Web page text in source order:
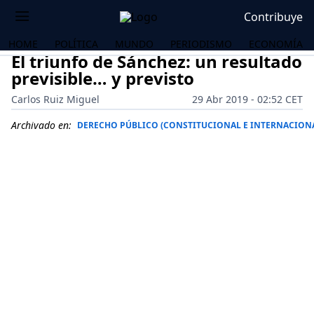
Contribuye
HOME POLÍTICA MUNDO PERIODISMO ECONOMÍA
El triunfo de Sánchez: un resultado
previsible… y previsto
Carlos Ruiz Miguel
29 Abr 2019 - 02:52 CET
Archivado en: DERECHO PÚBLICO (CONSTITUCIONAL E